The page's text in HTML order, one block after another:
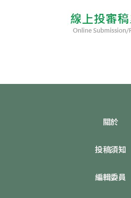
關於
投稿須知
編輯委員